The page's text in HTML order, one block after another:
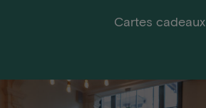
Cartes cadeaux